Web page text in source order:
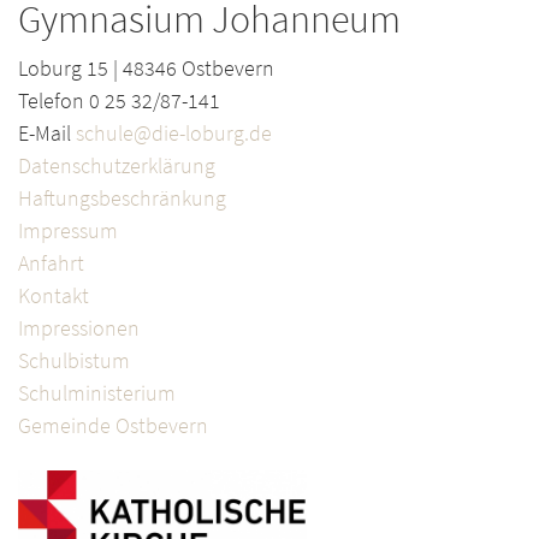
Gymnasium Johanneum
Loburg 15 | 48346 Ostbevern
Telefon 0 25 32/87-141
E-Mail schule@die-loburg.de
Datenschutzerklärung
Haftungsbeschränkung
Impressum
Anfahrt
Kontakt
Impressionen
Schulbistum
Schulministerium
Gemeinde Ostbevern